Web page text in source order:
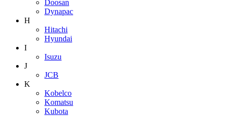
Doosan
Dynapac
H
Hitachi
Hyundai
I
Isuzu
J
JCB
K
Kobelco
Komatsu
Kubota